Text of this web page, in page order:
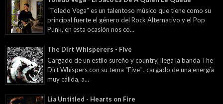
“Toledo Vega” es un talentoso músico que tiene como su
principal fuerte el género del Rock Alternativo y el Pop
Punk, en esta ocasión nos co...
The Dirt Whisperers - Five
Cargado de un estilo sureño y country, llega la banda The
Dirt Whispers con su tema "Five" , cargado de una energía
muy cálida, a...
Lia Untitled - Hearts on Fire